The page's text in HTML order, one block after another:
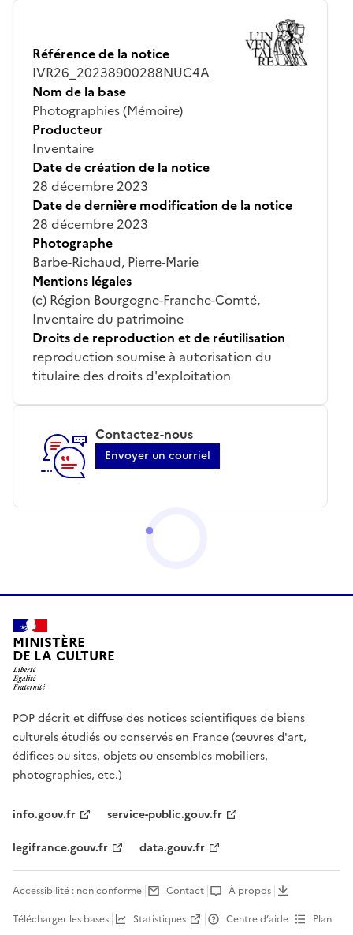
Référence de la notice
IVR26_20238900288NUC4A
Nom de la base
Photographies (Mémoire)
Producteur
Inventaire
Date de création de la notice
28 décembre 2023
Date de dernière modification de la notice
28 décembre 2023
Photographe
Barbe-Richaud, Pierre-Marie
Mentions légales
(c) Région Bourgogne-Franche-Comté,
Inventaire du patrimoine
Droits de reproduction et de réutilisation
reproduction soumise à autorisation du
titulaire des droits d'exploitation
Contactez-nous
Envoyer un courriel
MINISTÈRE
DE LA CULTURE
POP décrit et diffuse des notices scientifiques de biens
culturels étudiés ou conservés en France (œuvres d'art,
édifices ou sites, objets ou ensembles mobiliers,
photographies, etc.)
info.gouv.fr
service-public.gouv.fr
legifrance.gouv.fr
data.gouv.fr
Accessibilité : non conforme Contact
À propos
Télécharger les bases
Statistiques Centre d’aide Plan